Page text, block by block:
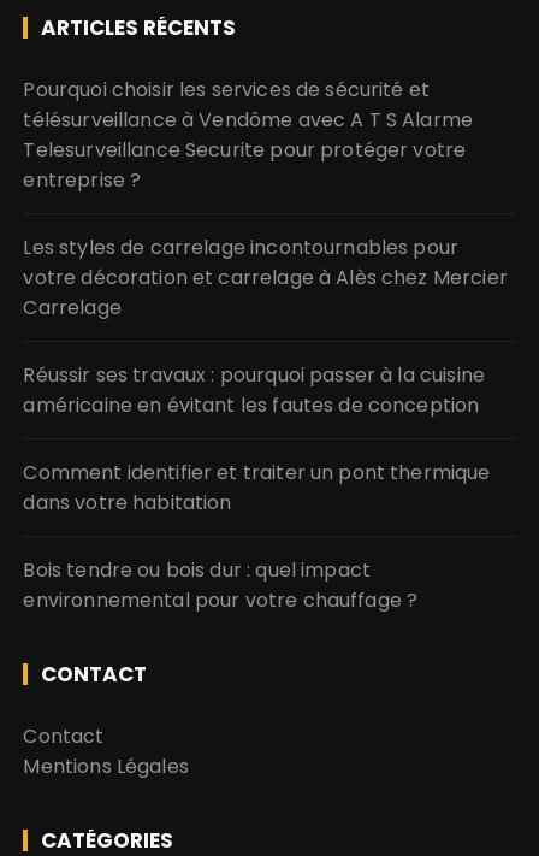
ARTICLES RÉCENTS
Pourquoi choisir les services de sécurité et
télésurveillance à Vendôme avec A T S Alarme
Telesurveillance Securite pour protéger votre
entreprise ?
Les styles de carrelage incontournables pour
votre décoration et carrelage à Alès chez Mercier
Carrelage
Réussir ses travaux : pourquoi passer à la cuisine
américaine en évitant les fautes de conception
Comment identifier et traiter un pont thermique
dans votre habitation
Bois tendre ou bois dur : quel impact
environnemental pour votre chauffage ?
CONTACT
Contact
Mentions Légales
CATÉGORIES